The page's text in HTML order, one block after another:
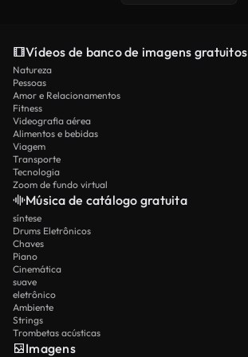
Vídeos de banco de imagens gratuitos
Natureza
Pessoas
Amor e Relacionamentos
Fitness
Videografia aérea
Alimentos e bebidas
Viagem
Transporte
Tecnologia
Zoom de fundo virtual
Música de catálogo gratuita
síntese
Drums Eletrônicos
Chaves
Piano
Cinemática
suave
eletrônico
Ambiente
Strings
Trombetas acústicas
Imagens